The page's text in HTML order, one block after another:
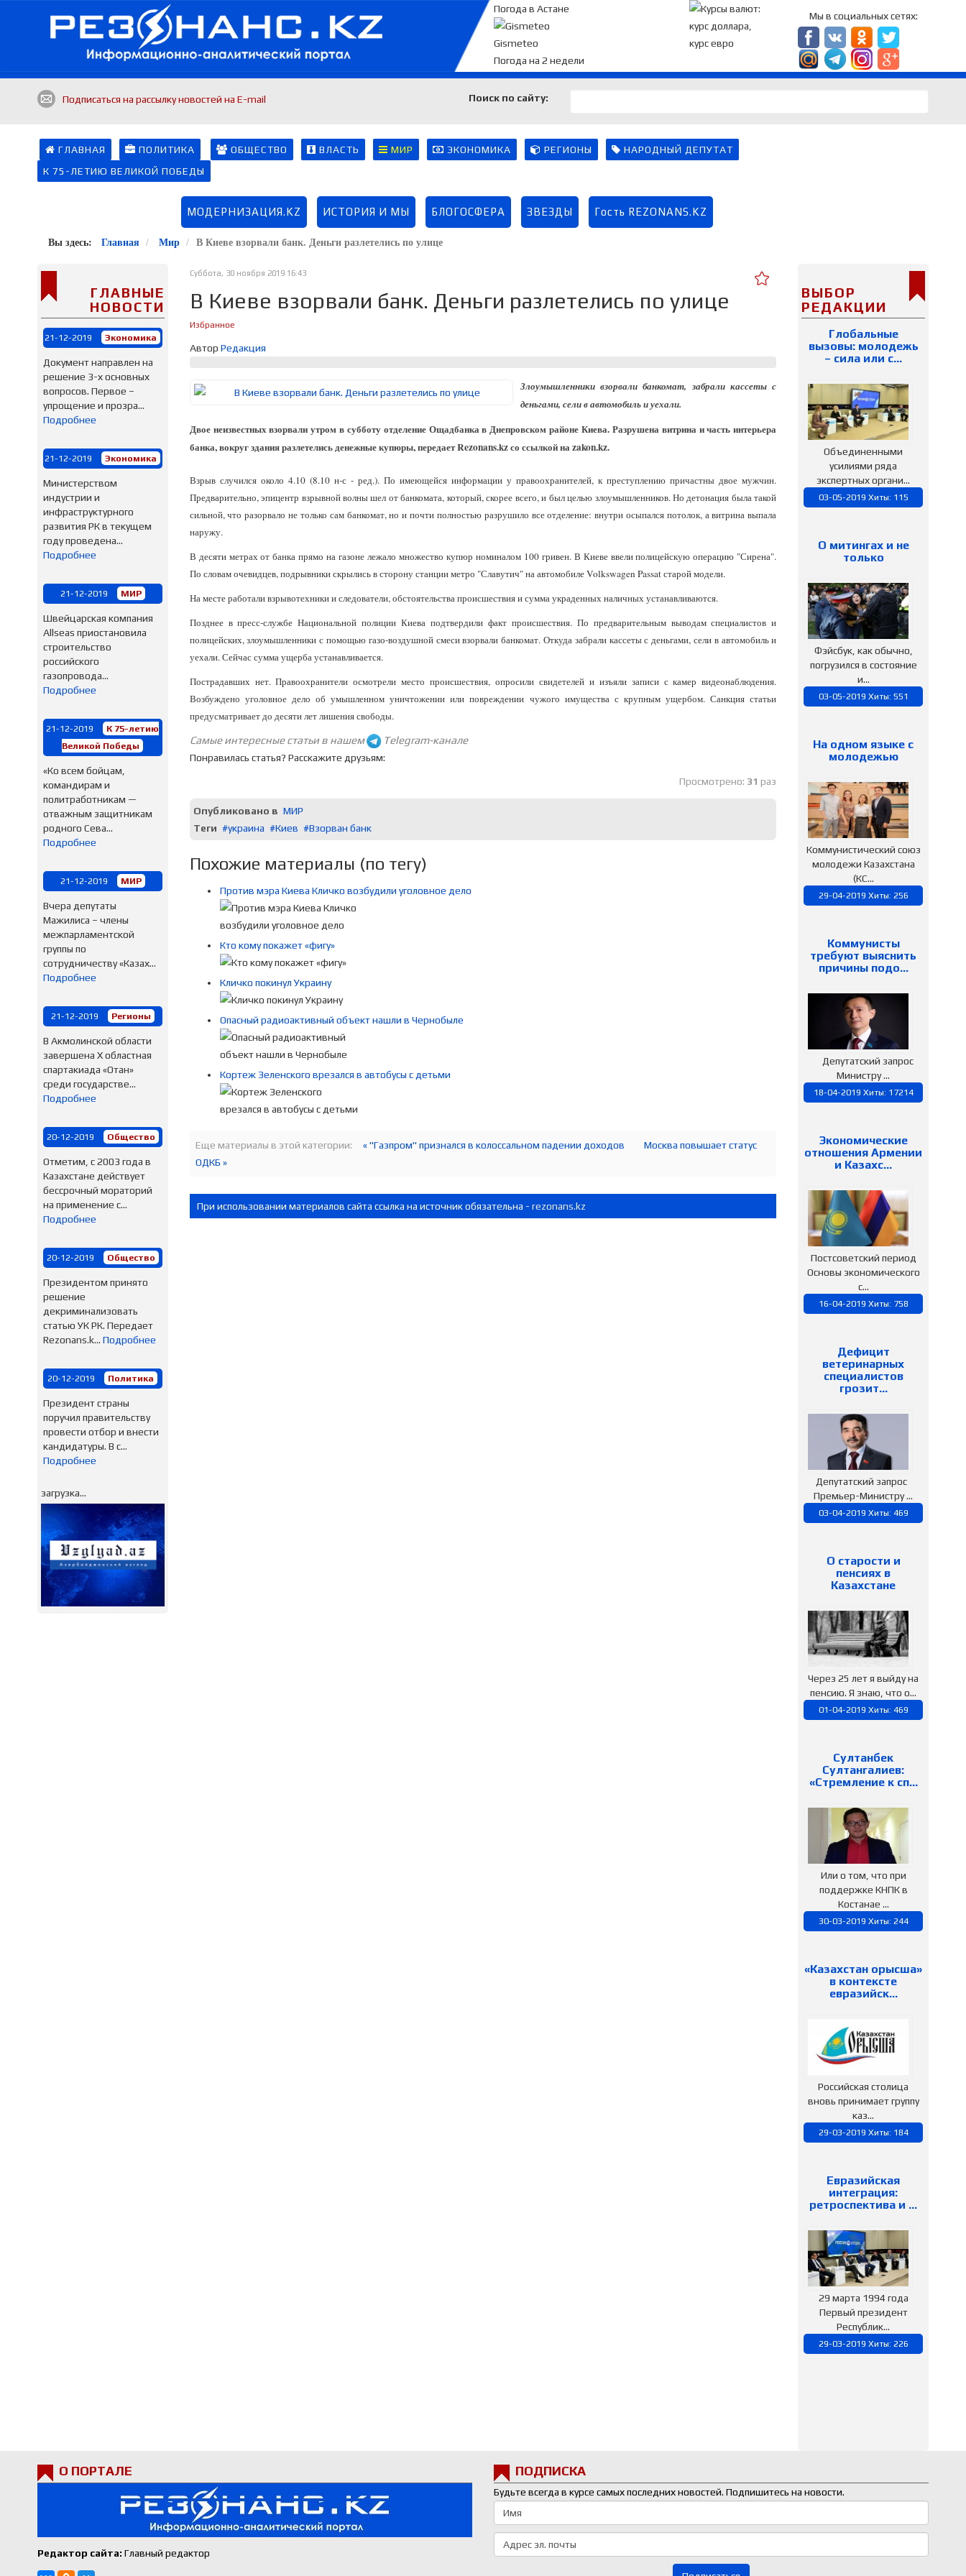
Погода в Астане
Gismeteo
Погода на 2 недели
Мы в социальных сетях:
Подписаться на рассылку новостей на E-mail Поиск по сайту:
ГЛАВНАЯ ПОЛИТИКА ОБЩЕСТВО ВЛАСТЬ МИР ЭКОНОМИКА РЕГИОНЫ
НАРОДНЫЙ ДЕПУТАТ
К 75-ЛЕТИЮ ВЕЛИКОЙ ПОБЕДЫ
МОДЕРНИЗАЦИЯ.KZ ИСТОРИЯ И МЫ БЛОГОСФЕРА ЗВЕЗДЫ Гость REZONANS.KZ
Вы здесь: Главная Мир В Киеве взорвали банк. Деньги разлетелись по улице
ГЛАВНЫЕ
НОВОСТИ
21-12-2019 Экономика
Документ направлен на
решение 3-х основных
вопросов. Первое –
упрощение и прозра...
Подробнее
21-12-2019 Экономика
Министерством
индустрии и
инфраструктурного
развития РК в текущем
году проведена...
Подробнее
21-12-2019 МИР
Швейцарская компания
Allseas приостановила
строительство
российского
газопровода...
Подробнее
21-12-2019
К 75-летию
Великой Победы
«Ко всем бойцам,
командирам и
политработникам —
отважным защитникам
родного Сева...
Подробнее
21-12-2019 МИР
Вчера депутаты
Мажилиса – члены
межпарламентской
группы по
сотрудничеству «Казах...
Подробнее
21-12-2019 Регионы
В Акмолинской области
завершена Х областная
спартакиада «Отан»
среди государстве...
Подробнее
20-12-2019 Общество
Отметим, с 2003 года в
Казахстане действует
бессрочный мораторий
на применение с...
Подробнее
20-12-2019 Общество
Президентом принято
решение
декриминализовать
статью УК РК. Передает
Rezonans.k... Подробнее
20-12-2019 Политика
Президент страны
поручил правительству
провести отбор и внести
кандидатуры. В с...
Подробнее
загрузка...
Суббота, 30 ноября 2019 16:43
В Киеве взорвали банк. Деньги разлетелись по улице
Избранное
Автор Редакция
Злоумышленники взорвали банкомат, забрали кассеты с
деньгами, сели в автомобиль и уехали.
Двое неизвестных взорвали утром в субботу отделение Ощадбанка в Днепровском районе Киева. Разрушена витрина и часть интерьера
банка, вокруг здания разлетелись денежные купюры, передает Rezonans.kz со ссылкой на zakon.kz.
Взрыв случился около 4.10 (8.10 н-с - ред.). По имеющейся информации у правоохранителей, к преступлению причастны двое мужчин.
Предварительно, эпицентр взрывной волны шел от банкомата, который, скорее всего, и был целью злоумышленников. Но детонация была такой
сильной, что разорвало не только сам банкомат, но и почти полностью разрушило все отделение: внутри осыпался потолок, а витрина выпала
наружу.
В десяти метрах от банка прямо на газоне лежало множество купюр номиналом 100 гривен. В Киеве ввели полицейскую операцию "Сирена".
По словам очевидцев, подрывники скрылись в сторону станции метро "Славутич" на автомобиле Volkswagen Passat старой модели.
На месте работали взрывотехники и следователи, обстоятельства происшествия и сумма украденных наличных устанавливаются.
Позднее в пресс-службе Национальной полиции Киева подтвердили факт происшествия. По предварительным выводам специалистов и
полицейских, злоумышленники с помощью газо-воздушной смеси взорвали банкомат. Откуда забрали кассеты с деньгами, сели в автомобиль и
уехали. Сейчас сумма ущерба устанавливается.
Пострадавших нет. Правоохранители осмотрели место происшествия, опросили свидетелей и изъяли записи с камер видеонаблюдения.
Возбуждено уголовное дело об умышленном уничтожении или повреждении чужого имущества с крупным ущербом. Санкция статьи
предусматривает до десяти лет лишения свободы.
Самые интересные статьи в нашем Telegram-канале
Понравилась статья? Расскажите друзьям:
Просмотрено: 31 раз
Опубликовано в МИР
Теги
украина Киев Взорван банк
Похожие материалы (по тегу)
Против мэра Киева Кличко возбудили уголовное дело
Кто кому покажет «фигу»
Кличко покинул Украину
Опасный радиоактивный объект нашли в Чернобыле
Кортеж Зеленского врезался в автобусы с детьми
Еще материалы в этой категории: « "Газпром" признался в колоссальном падении доходов
Москва повышает статус
ОДКБ »
При использовании материалов сайта ссылка на источник обязательна - rezonans.kz
ВЫБОР
РЕДАКЦИИ
Глобальные
вызовы: молодежь
– сила или с…
Объединенными
усилиями ряда
экспертных органи...
03-05-2019 Хиты: 115
О митингах и не
только
Фэйсбук, как обычно,
погрузился в состояние
и...
03-05-2019 Хиты: 551
На одном языке с
молодежью
Коммунистический союз
молодежи Казахстана
(КС...
29-04-2019 Хиты: 256
Коммунисты
требуют выяснить
причины подо…
Депутатский запрос
Министру ...
18-04-2019 Хиты: 17214
Экономические
отношения Армении
и Казахс…
Постсоветский период
Основы экономического
с...
16-04-2019 Хиты: 758
Дефицит
ветеринарных
специалистов
грозит…
Депутатский запрос
Премьер-Министру ...
03-04-2019 Хиты: 469
О старости и
пенсиях в
Казахстане
Через 25 лет я выйду на
пенсию. Я знаю, что о...
01-04-2019 Хиты: 469
Султанбек
Султангалиев:
«Стремление к сп…
Или о том, что при
поддержке КНПК в
Костанае ...
30-03-2019 Хиты: 244
«Казахстан орысша»
в контексте
евразийск…
Российская столица
вновь принимает группу
каз...
29-03-2019 Хиты: 184
Евразийская
интеграция:
ретроспектива и …
29 марта 1994 года
Первый президент
Республик...
29-03-2019 Хиты: 226
О ПОРТАЛЕ
Редактор сайта: Главный редактор
ПОДПИСКА
Будьте всегда в курсе самых последних новостей. Подпишитесь на новости.